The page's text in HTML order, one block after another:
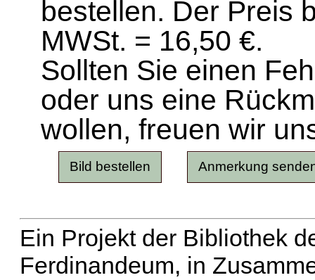
bestellen. Der Preis
MWSt. = 16,50 €.
Sollten Sie einen
oder uns eine
wollen, freuen wir
Ein Projekt der Bibliothek
Ferdinandeum, in